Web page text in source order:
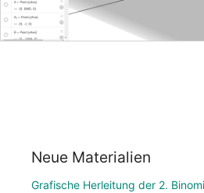
Neue Materialien
Grafische Herleitung der 2.